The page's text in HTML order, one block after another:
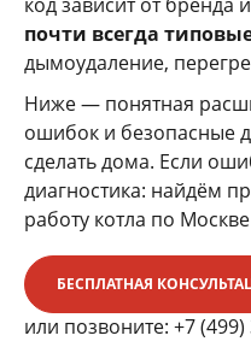
почти всегда
дымоудаление,
Ниже — понятная
ошибок и безопасные
сделать дома. Если
диагностика: найдём
работу котла по
БЕСПЛАТНАЯ
или позвоните: +7